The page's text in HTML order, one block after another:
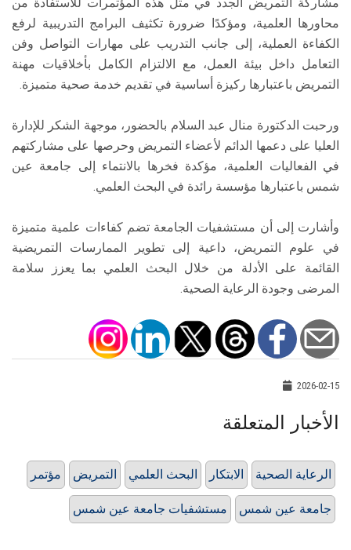
مشاركة التمريض الجدد في مثل هذه المؤتمرات للاستفادة من
محاورها العلمية، ومؤكدًا ضرورة تكثيف البرامج التدريبية لرفع
الكفاءة العملية، إلى جانب التدريب على مهارات التواصل وفن
التعامل داخل بيئة العمل، مع الالتزام الكامل بأخلاقيات مهنة
التمريض باعتبارها ركيزة أساسية في تقديم خدمة صحية متميزة.
ورحبت الدكتورة منال عبد السلام بالحضور، موجهة الشكر للإدارة
العليا على دعمها الدائم لأعضاء التمريض وحرصها على مشاركتهم
في الفعاليات العلمية، مؤكدة فخرها بالانتماء إلى جامعة عين
شمس باعتبارها مؤسسة رائدة في البحث العلمي.
وأشارت إلى أن مستشفيات الجامعة تضم كفاءات علمية متميزة
في علوم التمريض، داعية إلى تطوير الممارسات التمريضية
القائمة على الأدلة من خلال البحث العلمي بما يعزز سلامة
المرضى وجودة الرعاية الصحية.
2026-02-15
الأخبار المتعلقة
مؤتمر التمريض البحث العلمي الابتكار الرعاية الصحية
مستشفيات جامعة عين شمس جامعة عين شمس